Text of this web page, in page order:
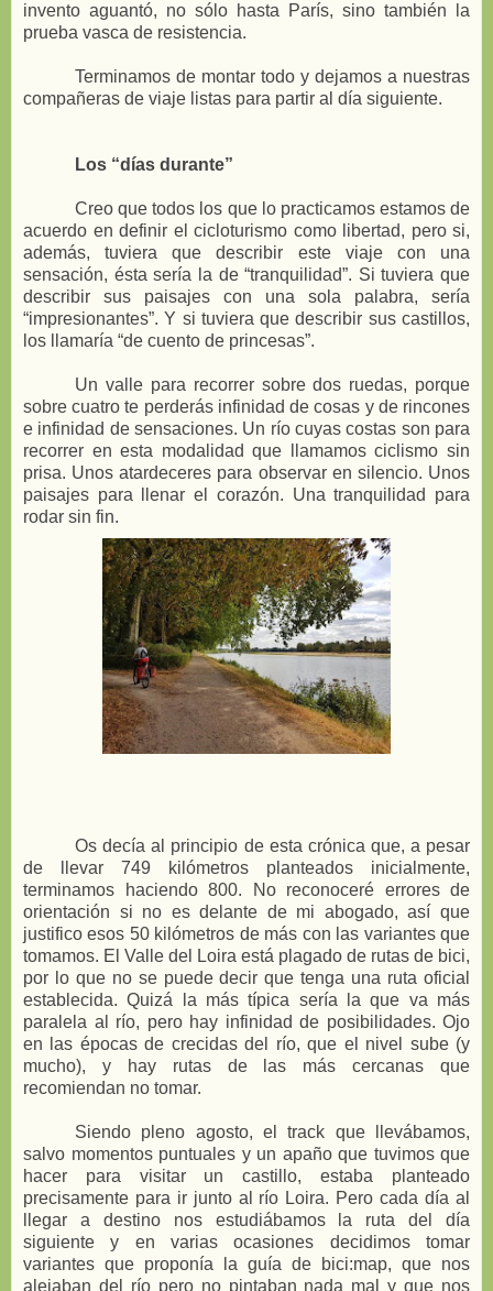
invento aguantó, no sólo hasta París, sino también la
prueba vasca de resistencia.
Terminamos de montar todo y dejamos a nuestras
compañeras de viaje listas para partir al día siguiente.
Los “días durante”
Creo que todos los que lo practicamos estamos de
acuerdo en definir el cicloturismo como libertad, pero si,
además, tuviera que describir este viaje con una
sensación, ésta sería la de “tranquilidad”. Si tuviera que
describir sus paisajes con una sola palabra, sería
“impresionantes”. Y si tuviera que describir sus castillos,
los llamaría “de cuento de princesas”.
Un valle para recorrer sobre dos ruedas, porque
sobre cuatro te perderás infinidad de cosas y de rincones
e infinidad de sensaciones. Un río cuyas costas son para
recorrer en esta modalidad que llamamos ciclismo sin
prisa. Unos atardeceres para observar en silencio. Unos
paisajes para llenar el corazón. Una tranquilidad para
rodar sin fin.
Os decía al principio de esta crónica que, a pesar
de llevar 749 kilómetros planteados inicialmente,
terminamos haciendo 800. No reconoceré errores de
orientación si no es delante de mi abogado, así que
justifico esos 50 kilómetros de más con las variantes que
tomamos. El Valle del Loira está plagado de rutas de bici,
por lo que no se puede decir que tenga una ruta oficial
establecida. Quizá la más típica sería la que va más
paralela al río, pero hay infinidad de posibilidades. Ojo
en las épocas de crecidas del río, que el nivel sube (y
mucho), y hay rutas de las más cercanas que
recomiendan no tomar.
Siendo pleno agosto, el track que llevábamos,
salvo momentos puntuales y un apaño que tuvimos que
hacer para visitar un castillo, estaba planteado
precisamente para ir junto al río Loira. Pero cada día al
llegar a destino nos estudiábamos la ruta del día
siguiente y en varias ocasiones decidimos tomar
variantes que proponía la guía de bici:map, que nos
alejaban del río pero no pintaban nada mal y que nos